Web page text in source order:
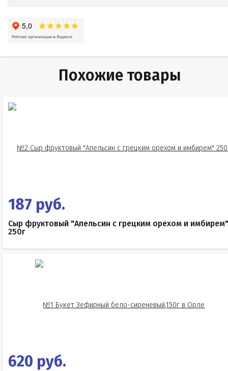
Похожие товары
187 руб.
Сыр фруктовый "Апельсин с грецким орехом и имбирем"
250г
620 руб.